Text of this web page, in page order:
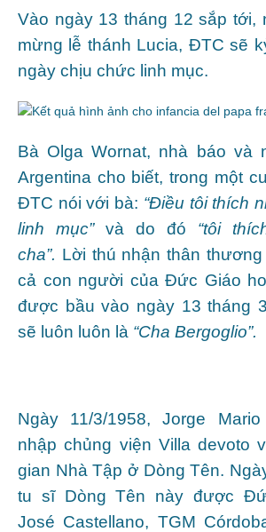
Vào ngày 13 tháng 12 sắp tới,
mừng lễ thánh Lucia, ĐTC sẽ
ngày chịu chức linh mục.
Bà Olga Wornat, nhà báo và
Argentina cho biết, trong một
ĐTC nói với bà: “Điều tôi thích
linh mục”và do đó “tôi
cha”. Lời thú nhận thân
cả con người của Đức Giáo
được bầu vào ngày 13 tháng
sẽ luôn luôn là “Cha Bergoglio”.
Ngày 11/3/1958, Jorge
nhập chủng viện Villa devoto
gian Nhà Tập ở Dòng Tên.
tu sĩ Dòng Tên này được
José Castellano, TGM